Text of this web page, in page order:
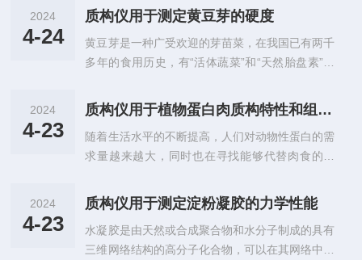
到关注。口溶膜机械性能：口溶膜产品机械性能的
给药便利性和稳定性方面均有重要影响。建议...
供新的消费选择。当前，对于普通猪肉干制品的干
制工艺、保藏方式等已经有了较为广泛的研究。由
于遗传背景和肌肉生理的差异，藏香猪肉在宰后成
熟过程中的品质变化规律和分子机理与普通商品猪
影响的研究鲜有报道。1、藏香猪肉干质构分析仪
pidTA)探头：...
2024
4-24
质构仪用于测定黄豆芽的硬度
黄豆芽是一种广受欢迎的芽苗菜，在我国已有两千
多年的食用历史，有“活体蔬菜”和“天然胎盘素”的
抗氧化活性，深受消费者的喜爱。随着我国经济的
不断增长和人民生活水平的不断提高，消费者对于
豆芽类食品的营养价值和安全品质要求越来越高。
由于黄豆芽含水量高且极其脆嫩，在贮运的过程中
期变短，生产利润变低。因此，在实际的生产中，
采用一些有毒有害的激素、无根素和化肥...
2024
4-23
质构仪用于植物蛋白肉质构特性和组织化度测定
随着生活水平的不断提高，人们对动物性蛋白的需
求量越来越大，同时也在寻找能够代替肉食的方
植物基肉制品，而且可以最大限度地保留大豆蛋白
的营养物质和生物活性物质。本研究采用大豆蛋白
和小麦蛋白制作了一种仿肉类植物制品。原料进入
双螺杆挤压机后，会被加热至高温，然后通过螺杆
2024
4-23
质构仪用于测定淀粉凝胶的力学性能
水凝胶是由天然或合成聚合物和水分子制成的具有
三维网络结构的高分子化合物，可以在其网络中吸